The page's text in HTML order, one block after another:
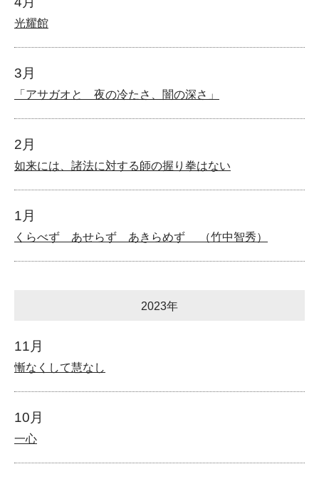
光耀館
3月
「アサガオと 夜の冷たさ、闇の深さ」
2月
如来には、諸法に対する師の握り拳はない
1月
くらべず あせらず あきらめず （竹中智秀）
2023年
11月
慚なくして慧なし
10月
一心